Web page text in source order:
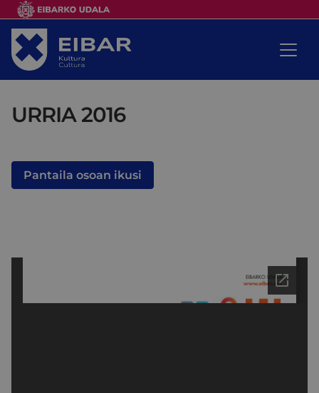
URRIA 2016
Pantaila osoan ikusi